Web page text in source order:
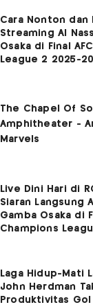
Cara Nonton dan
Streaming Al
Osaka di Final
League 2 2025-
Live Dini Hari di
Siaran Langsung
Gamba Osaka di
Champions
Laga Hidup-Mati
John Herdman
Produktivitas